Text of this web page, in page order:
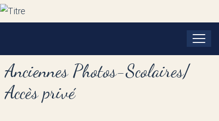
Anciennes Photos-Scolaires/
Accès privé